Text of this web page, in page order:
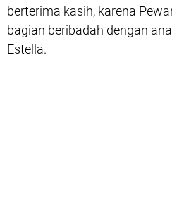
berterima kasih, karena
bagian beribadah dengan
Estella.